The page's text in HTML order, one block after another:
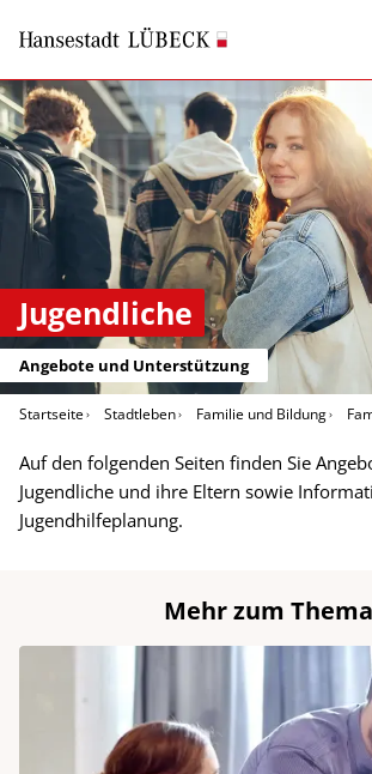
Jugendliche
Angebote und Unterstützung
Startseite Stadtleben Familie und Bildung
Auf den folgenden Seiten finden Sie
Jugendliche und ihre Eltern sowie
Jugendhilfeplanung.
Mehr zum Thema